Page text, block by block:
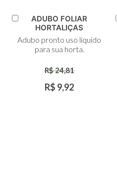
Adicionar
Carrinho
ADUBO FOLIAR
HORTALIÇAS
Adubo pronto uso líquido
para sua horta.
R$ 24,81
R$ 9,92